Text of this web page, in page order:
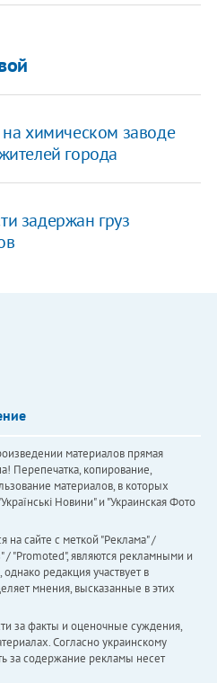
химическом заводе
города
задержан груз
материалов прямая
Перепечатка, копирование,
материалов, в которых
Новини" и "Украинская Фото
сайте с меткой "Реклама" /
"Promoted", являются рекламными и
редакция участвует в
мнения, высказанные в этих
за факты и оценочные суждения,
Согласно украинскому
за содержание рекламы несет